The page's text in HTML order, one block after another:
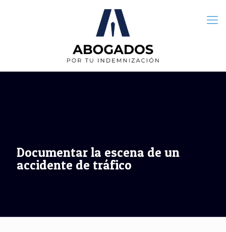
Documentar la escena de un
accidente de tráfico